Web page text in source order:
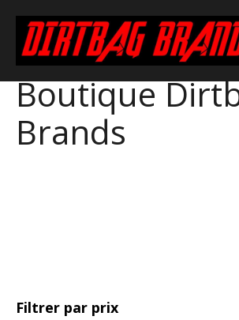
Boutique
Brands
Filtrer par prix